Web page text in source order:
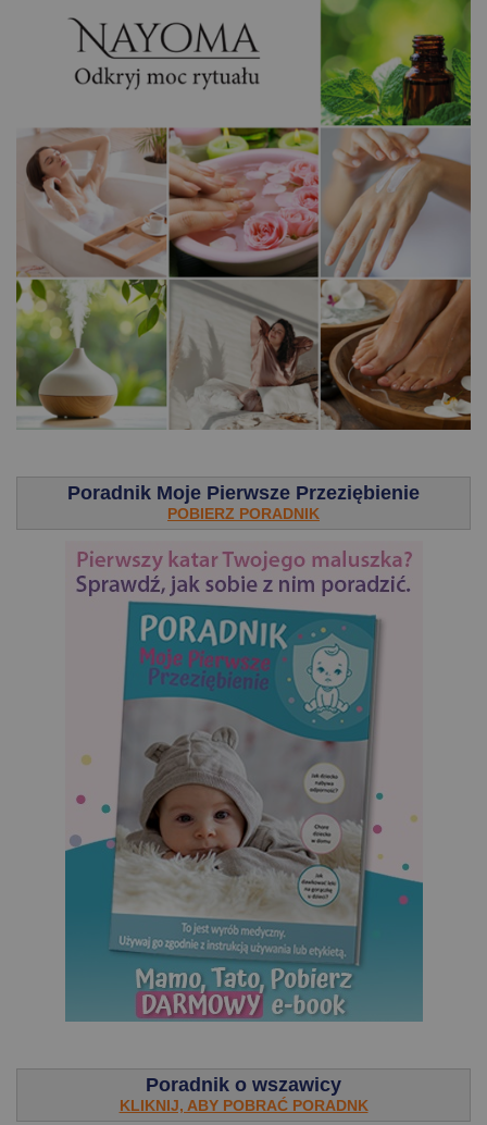
Poradnik Moje Pierwsze Przeziębienie
POBIERZ PORADNIK
Poradnik o wszawicy
KLIKNIJ, ABY POBRAĆ PORADNK